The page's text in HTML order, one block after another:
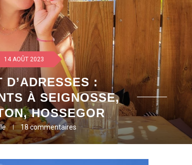
14 AOÛT 2023
D’ADRESSES :
À SEIGNOSSE,
HOSSEGOR
18 commentaires